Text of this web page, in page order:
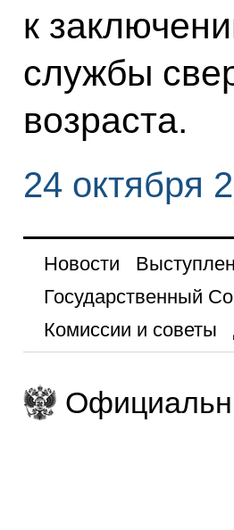
к
службы
возраста.
24 октября
Новости
Государственный
Комиссии и советы